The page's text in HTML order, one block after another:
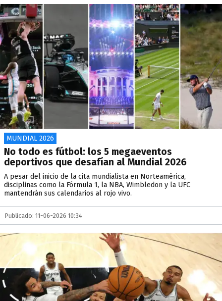
MUNDIAL 2026
No todo es fútbol: los 5 megaeventos
deportivos que desafían al Mundial 2026
A pesar del inicio de la cita mundialista en Norteamérica,
disciplinas como la Fórmula 1, la NBA, Wimbledon y la UFC
mantendrán sus calendarios al rojo vivo.
Publicado: 11-06-2026 10:34